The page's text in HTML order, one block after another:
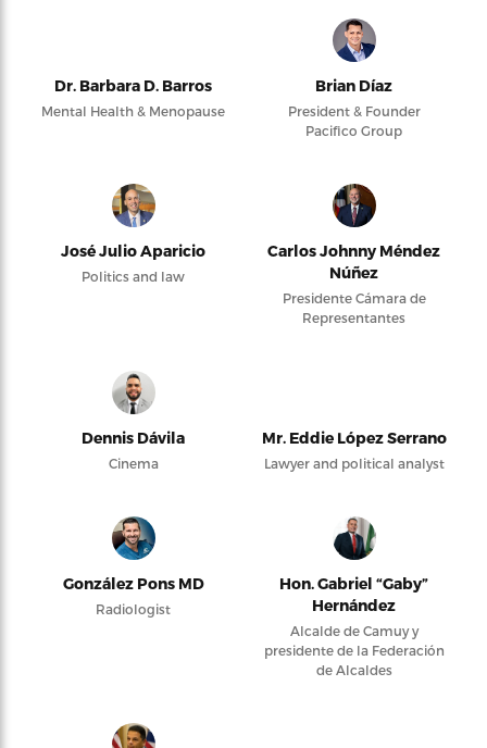
Dr. Barbara D. Barros
Mental Health & Menopause
Brian Díaz
President & Founder
Pacifico Group
José Julio Aparicio
Politics and law
Carlos Johnny Méndez
Núñez
Presidente Cámara de
Representantes
Dennis Dávila
Cinema
Mr. Eddie López Serrano
Lawyer and political analyst
González Pons MD
Radiologist
Hon. Gabriel “Gaby”
Hernández
Alcalde de Camuy y
presidente de la Federación
de Alcaldes